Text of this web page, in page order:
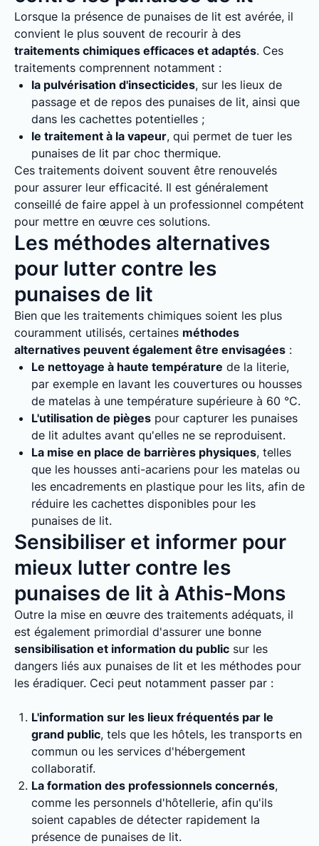
Lorsque la présence de punaises de lit est avérée, il
convient le plus souvent de recourir à des
traitements chimiques efficaces et adaptés. Ces
traitements comprennent notamment :
la pulvérisation d'insecticides, sur les lieux de
passage et de repos des punaises de lit, ainsi que
dans les cachettes potentielles ;
le traitement à la vapeur, qui permet de tuer les
punaises de lit par choc thermique.
Ces traitements doivent souvent être renouvelés
pour assurer leur efficacité. Il est généralement
conseillé de faire appel à un professionnel compétent
pour mettre en œuvre ces solutions.
Les méthodes alternatives
pour lutter contre les
punaises de lit
Bien que les traitements chimiques soient les plus
couramment utilisés, certaines méthodes
alternatives peuvent également être envisagées :
Le nettoyage à haute température de la literie,
par exemple en lavant les couvertures ou housses
de matelas à une température supérieure à 60 °C.
L'utilisation de pièges pour capturer les punaises
de lit adultes avant qu'elles ne se reproduisent.
La mise en place de barrières physiques, telles
que les housses anti-acariens pour les matelas ou
les encadrements en plastique pour les lits, afin de
réduire les cachettes disponibles pour les
punaises de lit.
Sensibiliser et informer pour
mieux lutter contre les
punaises de lit à Athis-Mons
Outre la mise en œuvre des traitements adéquats, il
est également primordial d'assurer une bonne
sensibilisation et information du public sur les
dangers liés aux punaises de lit et les méthodes pour
les éradiquer. Ceci peut notamment passer par :
L'information sur les lieux fréquentés par le
grand public, tels que les hôtels, les transports en
commun ou les services d'hébergement
collaboratif.
La formation des professionnels concernés,
comme les personnels d'hôtellerie, afin qu'ils
soient capables de détecter rapidement la
présence de punaises de lit.